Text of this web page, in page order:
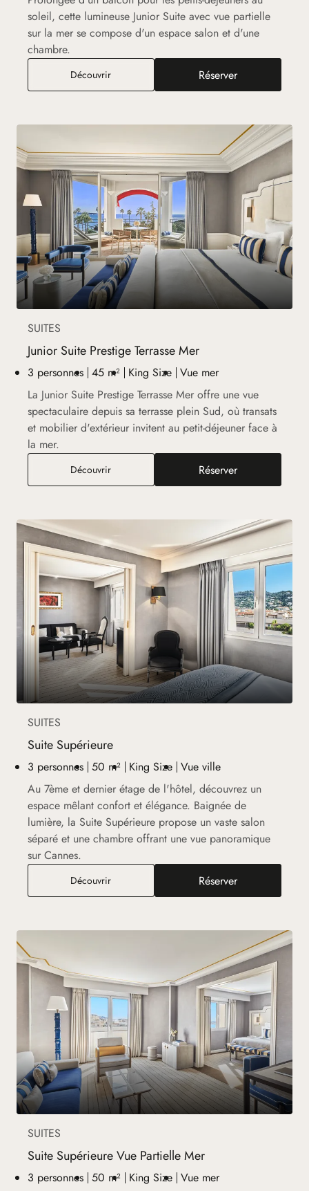
soleil, cette lumineuse Junior Suite avec vue partielle
sur la mer se compose d'un espace salon et d'une
chambre.
DécouvrirJunior Suite Vue Partielle Mer Balcon
Réserver
SUITES
Junior Suite Prestige Terrasse Mer
3 personnes 45 m² King Size Vue mer
La Junior Suite Prestige Terrasse Mer offre une vue
spectaculaire depuis sa terrasse plein Sud, où transats
et mobilier d'extérieur invitent au petit-déjeuner face à
la mer.
DécouvrirJunior Suite Prestige Terrasse Mer
Réserver
SUITES
Suite Supérieure
3 personnes 50 m² King Size Vue ville
Au 7ème et dernier étage de l'hôtel, découvrez un
espace mêlant confort et élégance. Baignée de
lumière, la Suite Supérieure propose un vaste salon
séparé et une chambre offrant une vue panoramique
sur Cannes.
DécouvrirSuite Supérieure Réserver
SUITES
Suite Supérieure Vue Partielle Mer
3 personnes 50 m² King Size Vue mer